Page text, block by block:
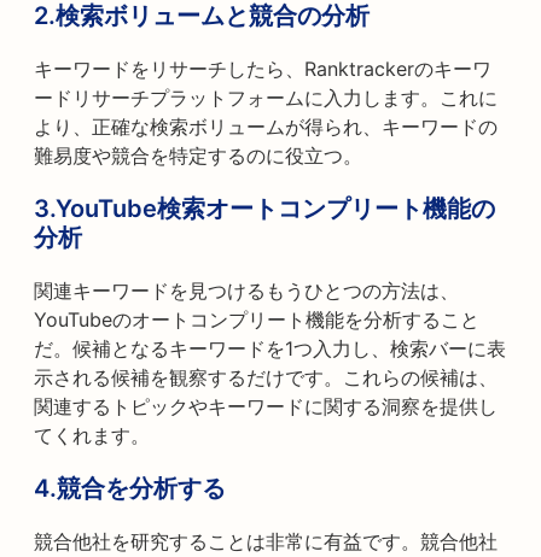
2.検索ボリュームと競合の分析
キーワードをリサーチしたら、Ranktrackerのキーワ
ードリサーチプラットフォームに入力します。これに
より、正確な検索ボリュームが得られ、キーワードの
難易度や競合を特定するのに役立つ。
3.YouTube検索オートコンプリート機能の
分析
関連キーワードを見つけるもうひとつの方法は、
YouTubeのオートコンプリート機能を分析すること
だ。候補となるキーワードを1つ入力し、検索バーに表
示される候補を観察するだけです。これらの候補は、
関連するトピックやキーワードに関する洞察を提供し
てくれます。
4.競合を分析する
競合他社を研究することは非常に有益です。競合他社